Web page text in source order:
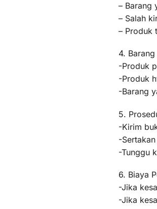
– Barang
– Salah
– Produk
4.
-Produk
-Produk
-Barang
5.
-Kirim
-
-Tunggu
6. Biaya
-Jika
-Jika